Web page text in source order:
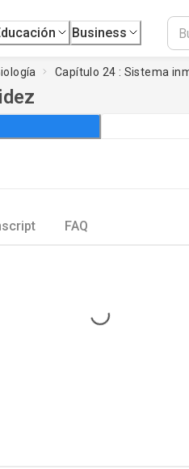
Business
Capítulo 24 : Sistema
FAQ
Loading...